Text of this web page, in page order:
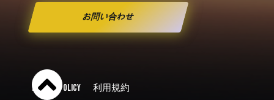
お問い合わせ
PRIVACY POLICY 利用規約